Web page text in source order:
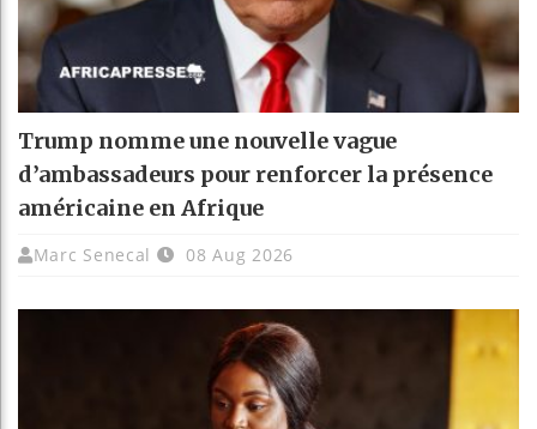
Trump nomme une nouvelle vague
d’ambassadeurs pour renforcer la présence
américaine en Afrique
Marc Senecal 08 Aug 2026